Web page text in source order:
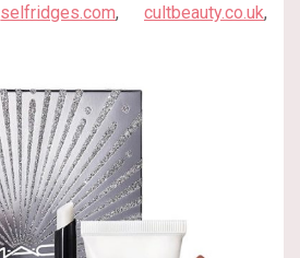
selfridges.com,cultbeauty.co.uk,